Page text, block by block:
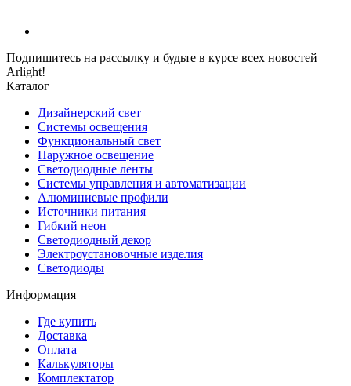
Подпишитесь на рассылку и будьте в курсе всех новостей
Arlight!
Каталог
Дизайнерский свет
Системы освещения
Функциональный свет
Наружное освещение
Светодиодные ленты
Системы управления и автоматизации
Алюминиевые профили
Источники питания
Гибкий неон
Светодиодный декор
Электроустановочные изделия
Светодиоды
Информация
Где купить
Доставка
Оплата
Калькуляторы
Комплектатор